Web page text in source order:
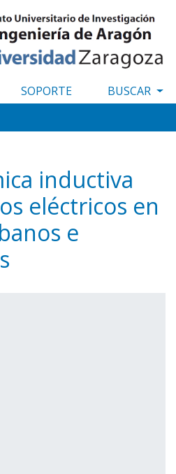
al
contenido
principal
SOPORTE
inductiva
eléctricos en
e